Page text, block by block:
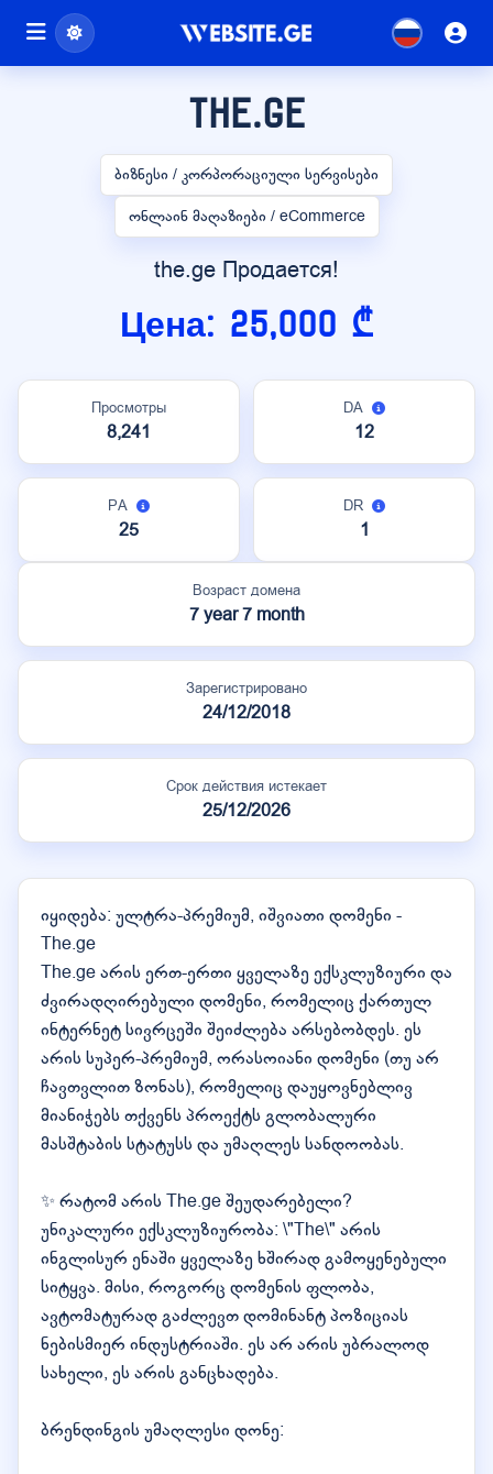
the.ge
ბიზნესი / კორპორაციული სერვისები
ონლაინ მაღაზიები / eCommerce
the.ge Продается!
Цена: 25,000 ₾
Просмотры
8,241
DA
12
PA
25
DR
1
Возраст домена
7 year 7 month
Зарегистрировано
24/12/2018
Срок действия истекает
25/12/2026
იყიდება: ულტრა-პრემიუმ, იშვიათი დომენი -
The.ge
The.ge არის ერთ-ერთი ყველაზე ექსკლუზიური და
ძვირადღირებული დომენი, რომელიც ქართულ
ინტერნეტ სივრცეში შეიძლება არსებობდეს. ეს
არის სუპერ-პრემიუმ, ორასოიანი დომენი (თუ არ
ჩავთვლით ზონას), რომელიც დაუყოვნებლივ
მიანიჭებს თქვენს პროექტს გლობალური
მასშტაბის სტატუსს და უმაღლეს სანდოობას.
✨ რატომ არის The.ge შეუდარებელი?
უნიკალური ექსკლუზიურობა: \"The\" არის
ინგლისურ ენაში ყველაზე ხშირად გამოყენებული
სიტყვა. მისი, როგორც დომენის ფლობა,
ავტომატურად გაძლევთ დომინანტ პოზიციას
ნებისმიერ ინდუსტრიაში. ეს არ არის უბრალოდ
სახელი, ეს არის განცხადება.
ბრენდინგის უმაღლესი დონე: